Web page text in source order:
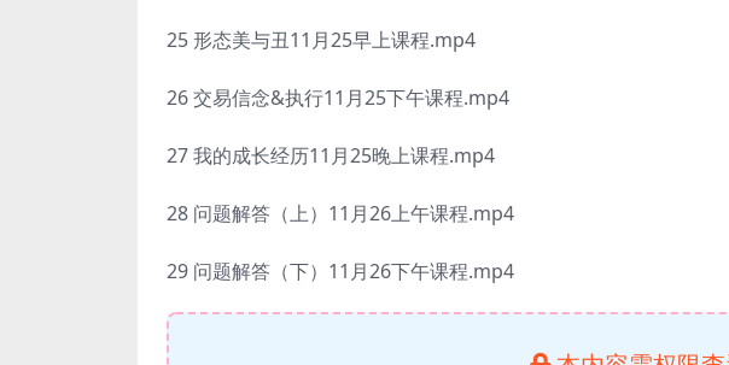
25 形态美与丑11月25早上课程.mp4
26 交易信念&执行11月25下午课程.mp4
27 我的成长经历11月25晚上课程.mp4
28 问题解答（上）11月26上午课程.mp4
29 问题解答（下）11月26下午课程.mp4